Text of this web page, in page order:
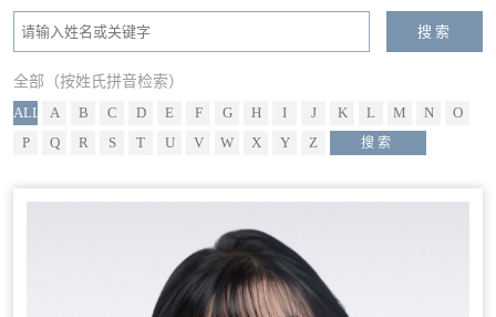
全部（按姓氏拼音检索）
ALL
A B C D E F G H I J K L M N
O
P
Q R S T U V W X Y Z